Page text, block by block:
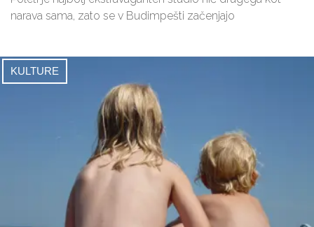
narava sama, zato se v Budimpešti začenjajo
KULTURE